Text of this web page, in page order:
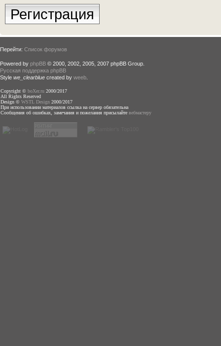
Регистрация
Перейти: Список форумов
Powered by phpBB © 2000, 2002, 2005, 2007 phpBB Group.
Русская поддержка phpBB
Style we_clearblue created by weeb
Copyright © boXer.ru 2000/2017
All Rights Reserved
Design © WSTL Design 2000/2017
При использовании материалов ссылка на сервер обязательна
Сообщения об ошибках, замечания и пожелания присылайте вебмастеру